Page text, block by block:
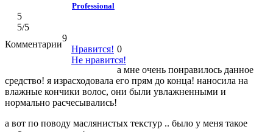
Professional
5
5/5
Комментарии
9
Нравится!
Не нравится!
0
а мне очень понравилось данное
средство! я израсходовала его прям до конца! наносила на
влажные кончики волос, они были увлажненными и
нормально расчесывались!
а вот по поводу маслянистых текстур .. было у меня такое